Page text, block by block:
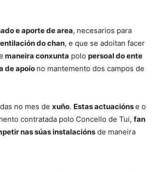
e aporte de area, necesarios para
do chan, e que se adoitan facer
maneira conxunta polo persoal do ente
de apoio no mantemento dos campos de
no mes de xuño. Estas actuaciónse o
contratada polo Concello de Tui, fan
nas súas instalacións de maneira